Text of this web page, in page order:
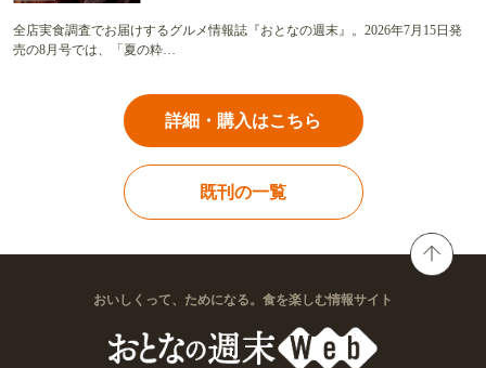
全店実食調査でお届けするグルメ情報誌『おとなの週末』。2026年7月15日発
売の8月号では、「夏の粋…
詳細・購入はこちら
既刊の一覧
おいしくって、ためになる。食を楽しむ情報サイト